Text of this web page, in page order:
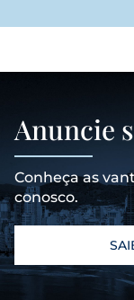
Anuncie
Conheça as
conosco.